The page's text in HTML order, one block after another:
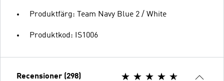
Produktfärg: Team Navy Blue 2 / White
Produktkod: IS1006
Recensioner (298)